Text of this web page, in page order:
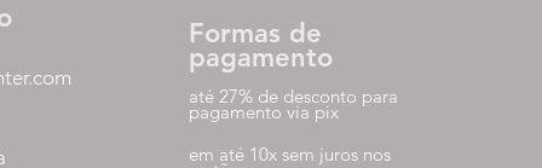
Formas de
pagamento
até 27% de desconto para
pagamento via pix
em até 10x sem juros nos